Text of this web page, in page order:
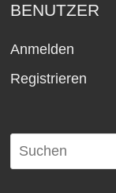
BENUTZER
Anmelden
Registrieren